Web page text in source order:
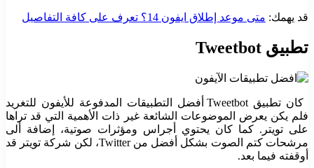
قد يهمك: متى موعد إطلاق ايفون 14؟ تعرف على كافة التفاصيل
تطبيق Tweetbot
كان تطبيق Tweetbot أفضل التطبيقات المدفوعة للأيفون للتغريد
فلم يكن يعرض الموضوعات الشائعة غير ذات الأهمية التي قد تراها
على تويتر. كما كان يحتوي أجراس ومؤثرات صوتية، إضافة ألى
مرشحات كتم الصوت بشكل أفضل من Twitter، لكن شركة تويتر قد
أوقفته فيما بعد.